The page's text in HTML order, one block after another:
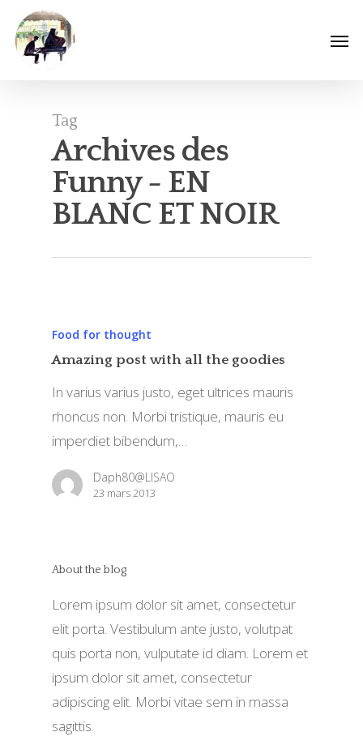
Tag
Archives des
Funny - EN
BLANC ET NOIR
Food for thought
Amazing post with all the goodies
In varius varius justo, eget ultrices mauris
rhoncus non. Morbi tristique, mauris eu
imperdiet bibendum,…
Daph80@LISAO
23 mars 2013
About the blog
Lorem ipsum dolor sit amet, consectetur
elit porta. Vestibulum ante justo, volutpat
quis porta non, vulputate id diam. Lorem et
ipsum dolor sit amet, consectetur
adipiscing elit. Morbi vitae sem in massa
sagittis.